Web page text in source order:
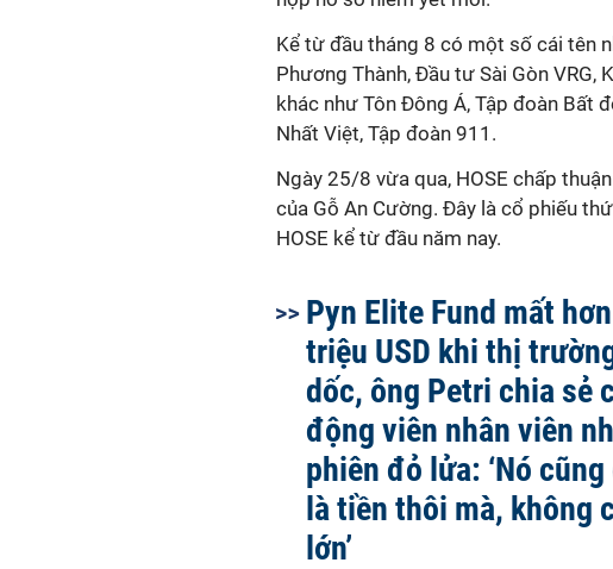
Kể từ đầu tháng 8 có một số cái tên
Phương Thành, Đầu tư Sài Gòn
khác như Tôn Đông Á, Tập đoàn Bất
Nhất Việt, Tập đoàn 911.
Ngày 25/8 vừa qua, HOSE chấp
của Gỗ An Cường. Đây là cổ phiếu
HOSE kể từ đầu năm nay.
Pyn Elite Fund mất
triệu USD khi thị
dốc, ông Petri chia sẻ
động viên nhân viên
phiên đỏ lửa: ‘Nó
là tiền thôi mà, không
lớn’